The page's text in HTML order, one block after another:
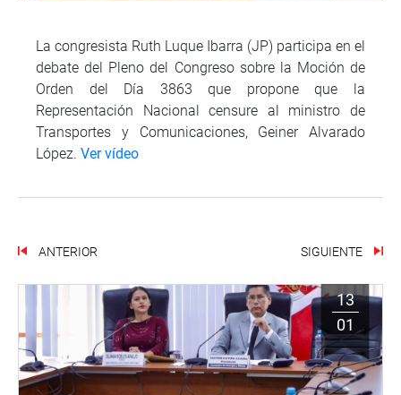
La congresista Ruth Luque Ibarra (JP) participa en el
debate del Pleno del Congreso sobre la Moción de
Orden del Día 3863 que propone que la
Representación Nacional censure al ministro de
Transportes y Comunicaciones, Geiner Alvarado
López. Ver vídeo
ANTERIOR SIGUIENTE
13
01